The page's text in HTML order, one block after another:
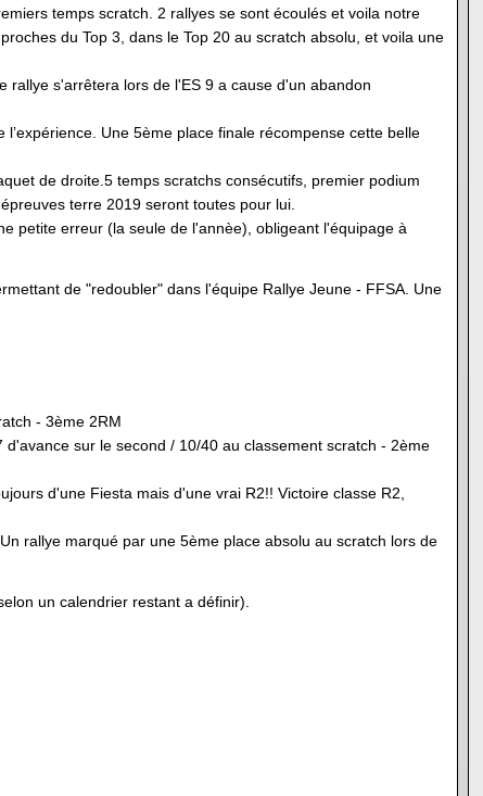
temps scratch. 2 rallyes se sont écoulés et voila notre
du Top 3, dans le Top 20 au scratch absolu, et voila une
rallye s'arrêtera lors de l'ES 9 a cause d'un abandon
Une 5ème place finale récompense cette belle
de droite.5 temps scratchs consécutifs, premier podium
terre 2019 seront toutes pour lui.
petite erreur (la seule de l'annèe), obligeant l'équipage à
de "redoubler" dans l'équipe Rallye Jeune - FFSA. Une
- 3ème 2RM
d'avance sur le second / 10/40 au classement scratch - 2ème
d'une Fiesta mais d'une vrai R2!! Victoire classe R2,
rallye marqué par une 5ème place absolu au scratch lors de
un calendrier restant a définir).